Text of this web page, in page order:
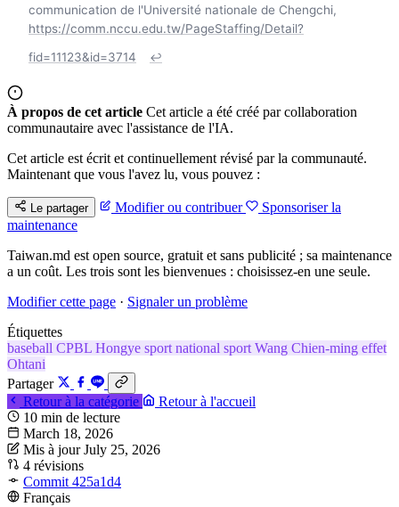
communication de l'Université nationale de Chengchi,
https://comm.nccu.edu.tw/PageStaffing/Detail?
fid=11123&id=3714
↩
À propos de cet article Cet article a été créé par collaboration
communautaire avec l'assistance de l'IA.
Cet article est écrit et continuellement révisé par la communauté.
Maintenant que vous l'avez lu, vous pouvez :
Le partager Modifier ou contribuer
Sponsoriser la
maintenance
Taiwan.md est open source, gratuit et sans publicité ; sa maintenance
a un coût. Les trois sont les bienvenues : choisissez-en une seule.
Modifier cette page · Signaler un problème
Étiquettes
baseball CPBL Hongye sport national sportWang Chien-ming effet
Ohtani
Partager
Retour à la catégorie
Retour à l'accueil
10 min de lecture
March 18, 2026
Mis à jour July 25, 2026
4 révisions
Commit 425a1d4
Français